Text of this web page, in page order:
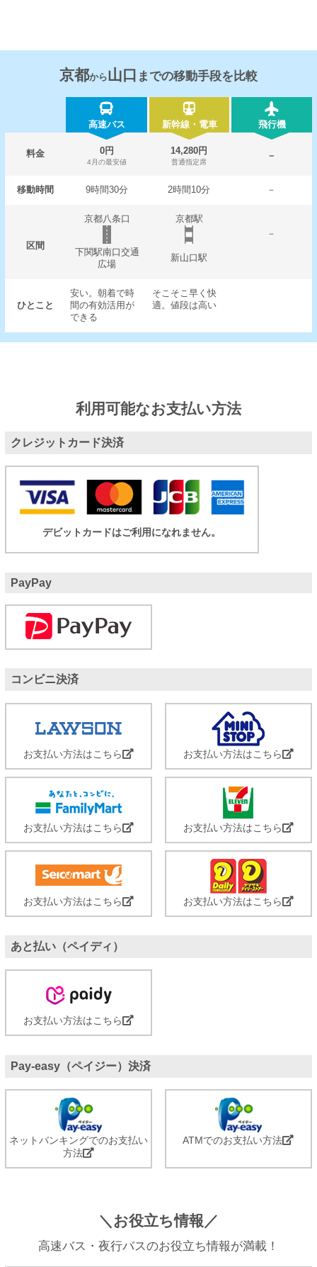
京都から山口 までの移動手段を比較
高速バス 新幹線・電車 飛行機
料金 0円
4月の最安値
14,280円
普通指定席
－
移動時間 9時間30分 2時間10分 －
区間
京都八条口
京都駅
－
下関駅南口交通
広場
新山口駅
ひとこと
安い。朝着で時
間の有効活用が
できる
そこそこ早く快
適。値段は高い
利用可能なお支払い方法
クレジットカード決済
デビットカードはご利用になれません。
PayPay
コンビニ決済
お支払い方法はこちら お支払い方法はこちら
お支払い方法はこちら お支払い方法はこちら
お支払い方法はこちら お支払い方法はこちら
あと払い（ペイディ）
お支払い方法はこちら
Pay-easy（ペイジー）決済
ネットバンキングでのお支払い
方法
ATMでのお支払い方法
＼お役立ち情報／
高速バス・夜行バスのお役立ち情報が満載！